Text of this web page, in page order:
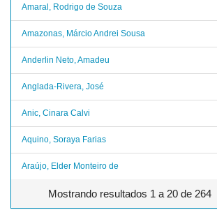
Amaral, Rodrigo de Souza
Amazonas, Márcio Andrei Sousa
Anderlin Neto, Amadeu
Anglada-Rivera, José
Anic, Cinara Calvi
Aquino, Soraya Farias
Araújo, Elder Monteiro de
Mostrando resultados 1 a 20 de 264